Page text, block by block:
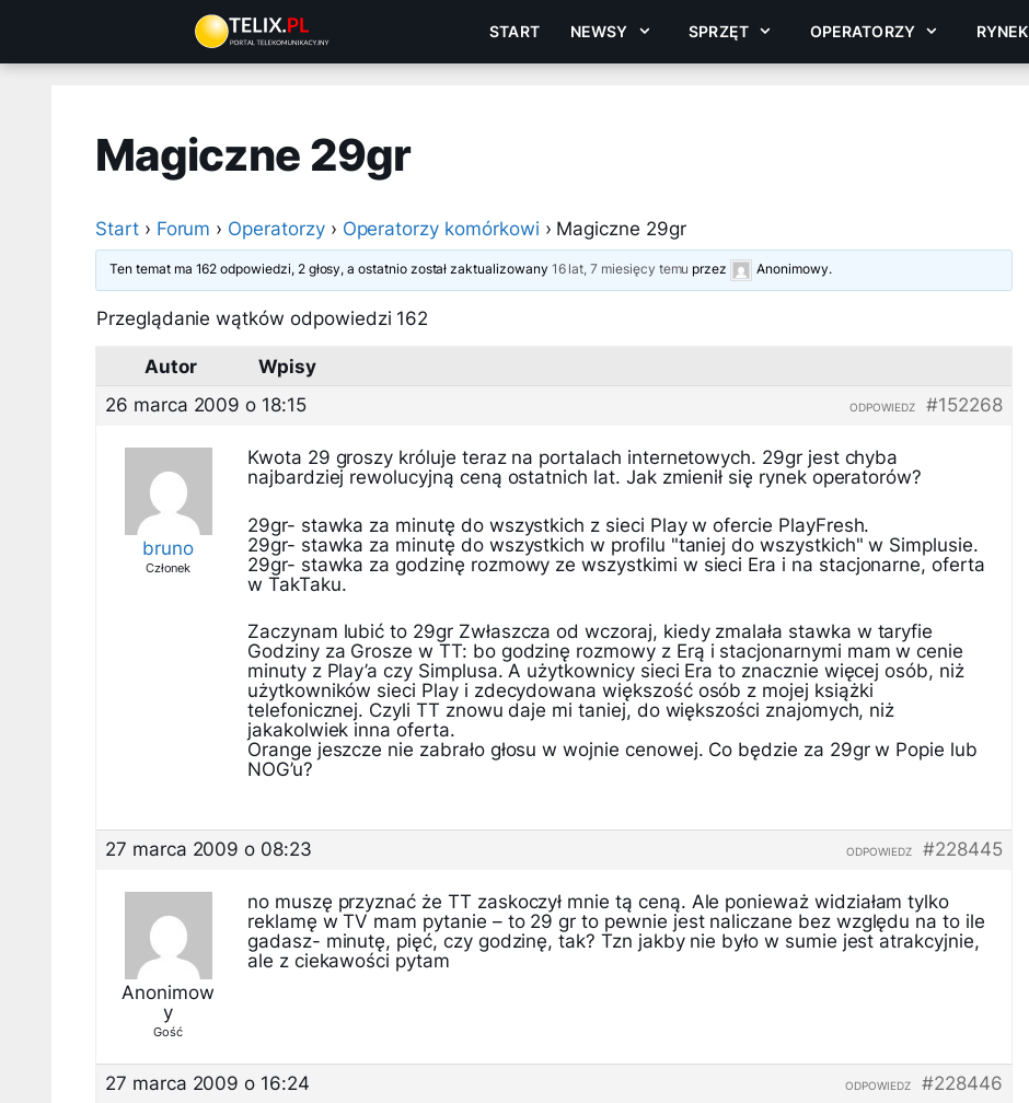
treści
START NEWSY SPRZĘT OPERATORZY RYNEK
Magiczne 29gr
Start › Forum › Operatorzy › Operatorzy komórkowi › Magiczne 29gr
Ten temat ma 162 odpowiedzi, 2 głosy, a ostatnio został zaktualizowany 16 lat, 7 miesięcy temu przez Anonimowy.
Przeglądanie wątków odpowiedzi 162
Autor
Wpisy
26 marca 2009 o 18:15
#152268
ODPOWIEDZ
bruno
Członek
Kwota 29 groszy króluje teraz na portalach internetowych. 29gr jest chyba
najbardziej rewolucyjną ceną ostatnich lat. Jak zmienił się rynek operatorów?
29gr- stawka za minutę do wszystkich z sieci Play w ofercie PlayFresh.
29gr- stawka za minutę do wszystkich w profilu "taniej do wszystkich" w Simplusie.
29gr- stawka za godzinę rozmowy ze wszystkimi w sieci Era i na stacjonarne, oferta
w TakTaku.
Zaczynam lubić to 29gr Zwłaszcza od wczoraj, kiedy zmalała stawka w taryfie
Godziny za Grosze w TT: bo godzinę rozmowy z Erą i stacjonarnymi mam w cenie
minuty z Play’a czy Simplusa. A użytkownicy sieci Era to znacznie więcej osób, niż
użytkowników sieci Play i zdecydowana większość osób z mojej książki
telefonicznej. Czyli TT znowu daje mi taniej, do większości znajomych, niż
jakakolwiek inna oferta.
Orange jeszcze nie zabrało głosu w wojnie cenowej. Co będzie za 29gr w Popie lub
NOG’u?
27 marca 2009 o 08:23 #228445
ODPOWIEDZ
Anonimow
y
Gość
no muszę przyznać że TT zaskoczył mnie tą ceną. Ale ponieważ widziałam tylko
reklamę w TV mam pytanie – to 29 gr to pewnie jest naliczane bez względu na to ile
gadasz- minutę, pięć, czy godzinę, tak? Tzn jakby nie było w sumie jest atrakcyjnie,
ale z ciekawości pytam
27 marca 2009 o 16:24 #228446
ODPOWIEDZ